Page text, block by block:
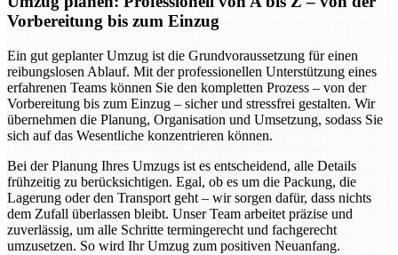
Vorbereitung bis zum Einzug
Ein gut geplanter Umzug ist die Grundvoraussetzung für einen
reibungslosen Ablauf. Mit der professionellen Unterstützung eines
erfahrenen Teams können Sie den kompletten Prozess – von der
Vorbereitung bis zum Einzug – sicher und stressfrei gestalten. Wir
übernehmen die Planung, Organisation und Umsetzung, sodass Sie
sich auf das Wesentliche konzentrieren können.
Bei der Planung Ihres Umzugs ist es entscheidend, alle Details
frühzeitig zu berücksichtigen. Egal, ob es um die Packung, die
Lagerung oder den Transport geht – wir sorgen dafür, dass nichts
dem Zufall überlassen bleibt. Unser Team arbeitet präzise und
zuverlässig, um alle Schritte termingerecht und fachgerecht
umzusetzen. So wird Ihr Umzug zum positiven Neuanfang.